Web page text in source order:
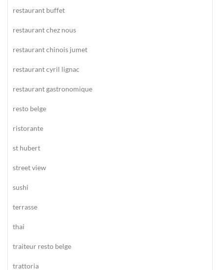
restaurant buffet
restaurant chez nous
restaurant chinois jumet
restaurant cyril lignac
restaurant gastronomique
resto belge
ristorante
st hubert
street view
sushi
terrasse
thai
traiteur resto belge
trattoria